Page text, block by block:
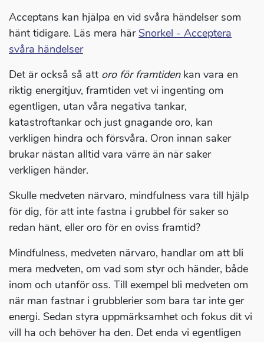
Acceptans kan hjälpa en vid svåra händelser som
hänt tidigare. Läs mera här Snorkel - Acceptera
svåra händelser
Det är också så att oro för framtidenkan vara en
riktig energitjuv, framtiden vet vi ingenting om
egentligen, utan våra negativa tankar,
katastroftankar och just gnagande oro, kan
verkligen hindra och försvåra. Oron innan saker
brukar nästan alltid vara värre än när saker
verkligen händer.
Skulle medveten närvaro, mindfulness vara till hjälp
för dig, för att inte fastna i grubbel för saker so
redan hänt, eller oro för en oviss framtid?
Mindfulness, medveten närvaro, handlar om att bli
mera medveten, om vad som styr och händer, både
inom och utanför oss. Till exempel bli medveten om
när man fastnar i grubblerier som bara tar inte ger
energi. Sedan styra uppmärksamhet och fokus dit vi
vill ha och behöver ha den. Det enda vi egentligen